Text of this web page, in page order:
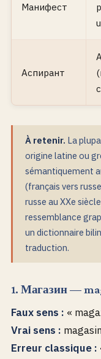
Манифест
Аспирант
À retenir. La
origine latine ou
sémantiquement
(français vers
russe au XXe
ressemblance
un dictionnaire
traduction.
1. Магазин —
Faux sens : «
Vrai sens :
Erreur classique :